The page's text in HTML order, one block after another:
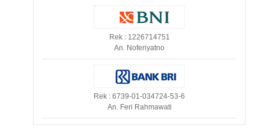
Rek : 1226714751
An. Noferiyatno
Rek : 6739-01-034724-53-6
An. Feri Rahmawati